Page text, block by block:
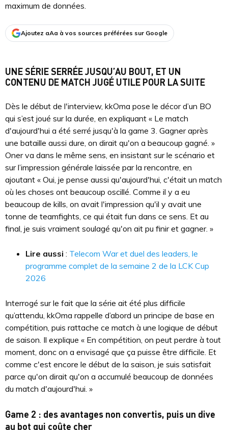
maximum de données.
Ajoutez aAa à vos sources préférées sur Google
UNE SÉRIE SERRÉE JUSQU’AU BOUT, ET UN
CONTENU DE MATCH JUGÉ UTILE POUR LA SUITE
Dès le début de l'interview, kkOma pose le décor d’un BO
qui s’est joué sur la durée, en expliquant « Le match
d'aujourd'hui a été serré jusqu'à la game 3. Gagner après
une bataille aussi dure, on dirait qu'on a beaucoup gagné. »
Oner va dans le même sens, en insistant sur le scénario et
sur l’impression générale laissée par la rencontre, en
ajoutant « Oui, je pense aussi qu'aujourd'hui, c'était un match
où les choses ont beaucoup oscillé. Comme il y a eu
beaucoup de kills, on avait l'impression qu'il y avait une
tonne de teamfights, ce qui était fun dans ce sens. Et au
final, je suis vraiment soulagé qu'on ait pu finir et gagner. »
Lire aussi : Telecom War et duel des leaders, le
programme complet de la semaine 2 de la LCK Cup
2026
Interrogé sur le fait que la série ait été plus difficile
qu’attendu, kkOma rappelle d’abord un principe de base en
compétition, puis rattache ce match à une logique de début
de saison. Il explique « En compétition, on peut perdre à tout
moment, donc on a envisagé que ça puisse être difficile. Et
comme c'est encore le début de la saison, je suis satisfait
parce qu'on dirait qu'on a accumulé beaucoup de données
du match d'aujourd'hui. »
Game 2 : des avantages non convertis, puis un dive
au bot qui coûte cher